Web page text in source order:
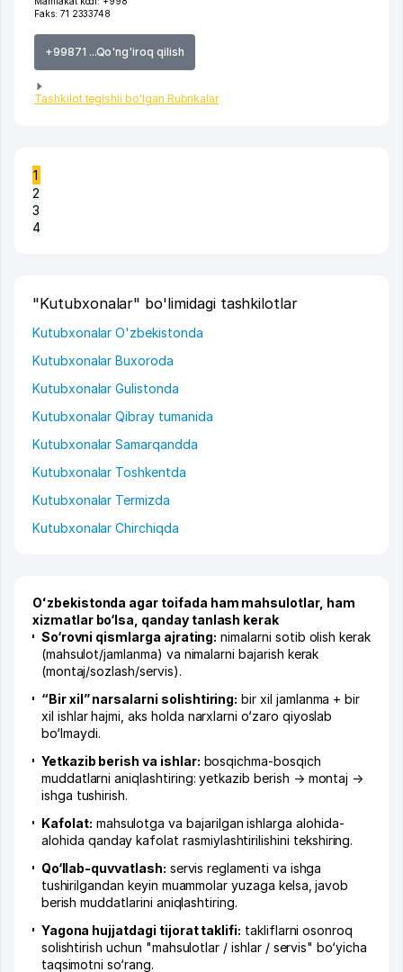
Faks: 71 2333748
+99871 ...Qo'ng'iroq qilish
Tashkilot tegishli bo'lgan Rubrikalar
1
2
3
4
"Kutubxonalar" bo'limidagi tashkilotlar
Kutubxonalar O'zbekistonda
Kutubxonalar Buxoroda
Kutubxonalar Gulistonda
Kutubxonalar Qibray tumanida
Kutubxonalar Samarqandda
Kutubxonalar Toshkentda
Kutubxonalar Termizda
Kutubxonalar Chirchiqda
Oʻzbekistonda agar toifada ham mahsulotlar, ham
xizmatlar bo‘lsa, qanday tanlash kerak
So‘rovni qismlarga ajrating: nimalarni sotib olish kerak
(mahsulot/jamlanma) va nimalarni bajarish kerak
(montaj/sozlash/servis).
“Bir xil” narsalarni solishtiring: bir xil jamlanma + bir
xil ishlar hajmi, aks holda narxlarni o‘zaro qiyoslab
bo‘lmaydi.
Yetkazib berish va ishlar: bosqichma-bosqich
muddatlarni aniqlashtiring: yetkazib berish → montaj →
ishga tushirish.
Kafolat: mahsulotga va bajarilgan ishlarga alohida-
alohida qanday kafolat rasmiylashtirilishini tekshiring.
Qo‘llab-quvvatlash: servis reglamenti va ishga
tushirilgandan keyin muammolar yuzaga kelsa, javob
berish muddatlarini aniqlashtiring.
Yagona hujjatdagi tijorat taklifi: takliflarni osonroq
solishtirish uchun "mahsulotlar / ishlar / servis" bo‘yicha
taqsimotni so‘rang.